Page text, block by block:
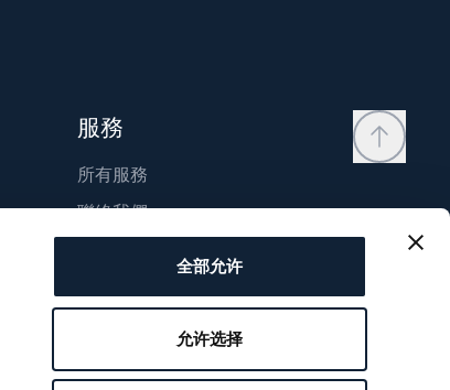
全部允许
允许选择
服務
所有服務
聯絡我們